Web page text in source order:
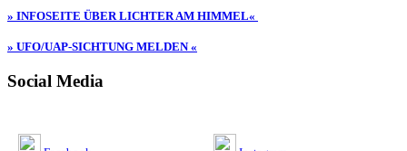
» INFOSEITE ÜBER LICHTER AM HIMMEL«
» UFO/UAP-SICHTUNG MELDEN «
Social Media